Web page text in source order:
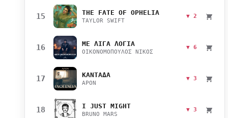
15 THE FATE OF OPHELIA
TAYLOR SWIFT
▼ 2
16 ΜΕ ΛΙΓΑ ΛΟΓΙΑ
ΟΙΚΟΝΟΜΟΠΟΥΛΟΣ ΝΙΚΟΣ
▼ 6
17 ΚΑΝΤΑΔΑ
APON
▼ 3
18 I JUST MIGHT
BRUNO MARS
▼ 3